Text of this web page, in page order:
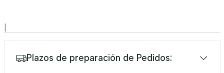
Plazos de preparación de Pedidos: